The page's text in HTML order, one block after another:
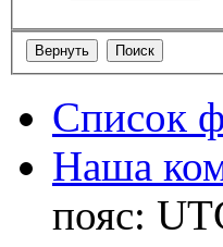
Список
Наша
пояс: